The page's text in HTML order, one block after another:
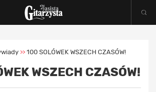
>> 100 SOLÓWEK WSZECH CZASÓW!
WSZECH CZASÓW!